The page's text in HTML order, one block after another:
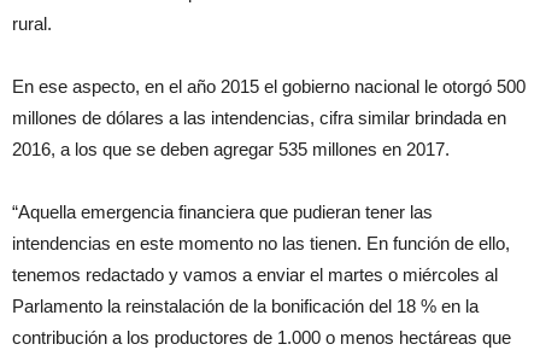
rural.
En ese aspecto, en el año 2015 el gobierno nacional le otorgó 500
millones de dólares a las intendencias, cifra similar brindada en
2016, a los que se deben agregar 535 millones en 2017.
“Aquella emergencia financiera que pudieran tener las
intendencias en este momento no las tienen. En función de ello,
tenemos redactado y vamos a enviar el martes o miércoles al
Parlamento la reinstalación de la bonificación del 18 % en la
contribución a los productores de 1.000 o menos hectáreas que